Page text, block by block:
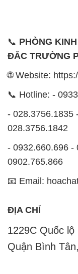
📞 PHÒNG
ĐẮC TRƯỜNG
🌐 Website:
📞 Hotline: -
- 028.3756.1835
028.3756.1842
- 0932.660.696 -
0902.765.866
📧 Email:
ĐỊA CHỈ
1229C Quốc
Quận Bình